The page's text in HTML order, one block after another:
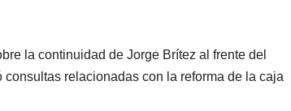
la continuidad de Jorge Brítez al frente del
relacionadas con la reforma de la caja